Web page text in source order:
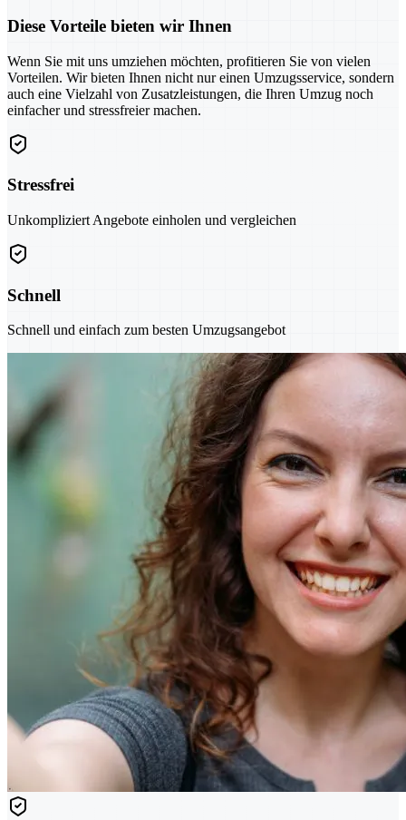
Diese Vorteile bieten wir Ihnen
Wenn Sie mit uns umziehen möchten, profitieren Sie von vielen
Vorteilen. Wir bieten Ihnen nicht nur einen Umzugsservice, sondern
auch eine Vielzahl von Zusatzleistungen, die Ihren Umzug noch
einfacher und stressfreier machen.
Stressfrei
Unkompliziert Angebote einholen und vergleichen
Schnell
Schnell und einfach zum besten Umzugsangebot